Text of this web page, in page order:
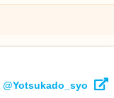
@Yotsukado_syo